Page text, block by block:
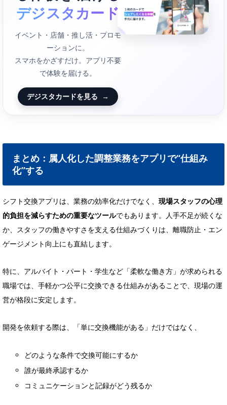
デジスタカード
イベント・店舗・推し活・プロモ
ーションに。
スマホをかざすだけ。アプリ不要
で体験を届ける。
デジスタカードを見る →
まとめ：属人化した調整業務をアプリで“仕組み
化”する
シフト交換アプリは、業務の効率化だけでなく、 現場スタッフの心理
的負担を減らすための重要なツールでもあります。人手不足が続くな
か、スタッフの働きやすさを支える仕組みづくりは、離職防止・エン
ゲージメント向上にも直結します。
特に、アルバイト・パート・学生など「柔軟な働き方」が求められる
職場では、手軽かつ公平に交換できる仕組みがあることで、現場の運
営が格段に安定します。
開発を依頼する際は、「単に交換機能がある」だけではなく、
どのような条件で交換可能にするか
誰が最終承認するか
コミュニケーションと記録がどう残るか